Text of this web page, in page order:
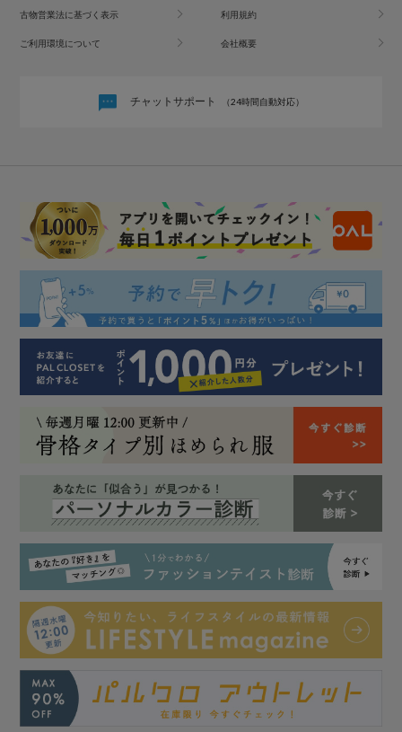
古物営業法に基づく表示 利用規約
ご利用環境について 会社概要
チャットサポート （24時間自動対応）